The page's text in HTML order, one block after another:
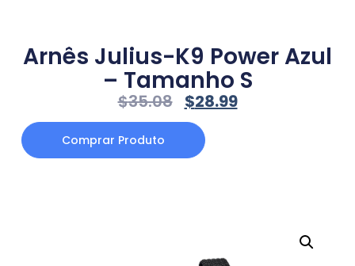
Arnês Julius-K9 Power Azul
– Tamanho S
$35.08 $28.99
Comprar Produto